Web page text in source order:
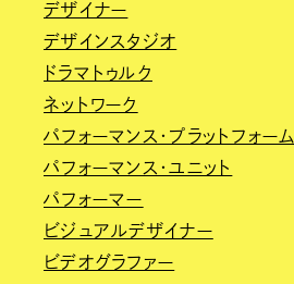
デザイナー
デザインスタジオ
ドラマトゥルク
ネットワーク
パフォーマンス・プラットフォーム
パフォーマンス・ユニット
パフォーマー
ビジュアルデザイナー
ビデオグラファー